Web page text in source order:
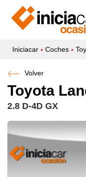
Iniciacar Coches
Volver
Toyota
2.8 D-4D GX